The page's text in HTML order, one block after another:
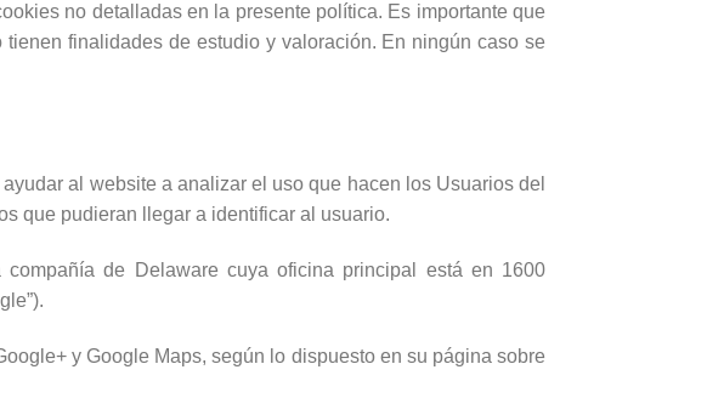
no detalladas en la presente política. Es importante que
finalidades de estudio y valoración. En ningún caso se
al website a analizar el uso que hacen los Usuarios del
que pudieran llegar a identificar al usuario.
de Delaware cuya oficina principal está en 1600
y Google Maps, según lo dispuesto en su página sobre